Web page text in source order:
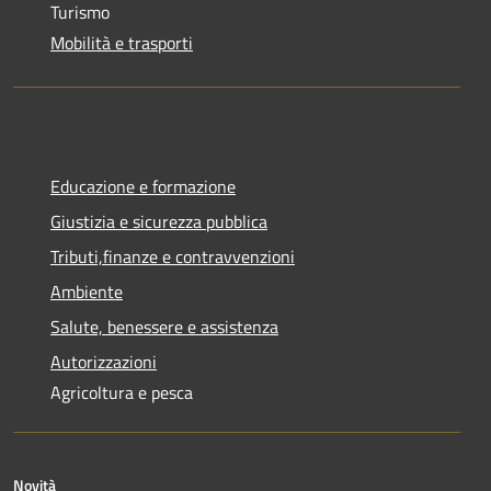
Turismo
Mobilità e trasporti
Educazione e formazione
Giustizia e sicurezza pubblica
Tributi,finanze e contravvenzioni
Ambiente
Salute, benessere e assistenza
Autorizzazioni
Agricoltura e pesca
Novità